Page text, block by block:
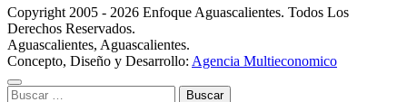
Copyright 2005 - 2026 Enfoque Aguascalientes. Todos Los
Derechos Reservados.
Aguascalientes, Aguascalientes.
Concepto, Diseño y Desarrollo: Agencia Multieconomico
Buscar: